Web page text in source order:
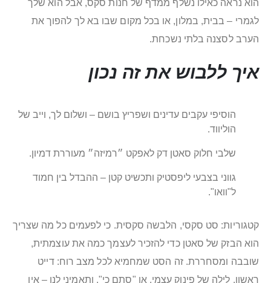
הוא נראה כאילו נשלף ממדף של חנות סקס, אבל הוא שלך
לגמרי – בבית, במלון, או בכל מקום שבו בא לך להפוך את
הערב לסצנה בלתי נשכחת.
איך ללבוש את זה נכון
הוסיפי עקבים עדינים ושפריץ בושם – ושלום לך, וייב של
הוליווד.
שלבי חלוק סאטן דק לאפקט ״רמיזה״ מעוררת דמיון.
גווני בצבעי ליפסטיק ותכשיט קטן – ההבדל בין חמוד
ל"וואו".
קטגוריות: סט סקסי, הלבשה סקסית. כי לפעמים כל מה שצריך
הוא הבזק של סאטן כדי להזכיר לעצמך כמה את עוצמתית,
שובבה ומסחררת. זה הסט שמחמיא לכל מצב רוח: דייט
ראשון, לילה של פינוק עצמי, או "סתם כי". ותאמיני לנו – אין